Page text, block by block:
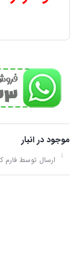
موجود در انبار
ارسال توسط فارم